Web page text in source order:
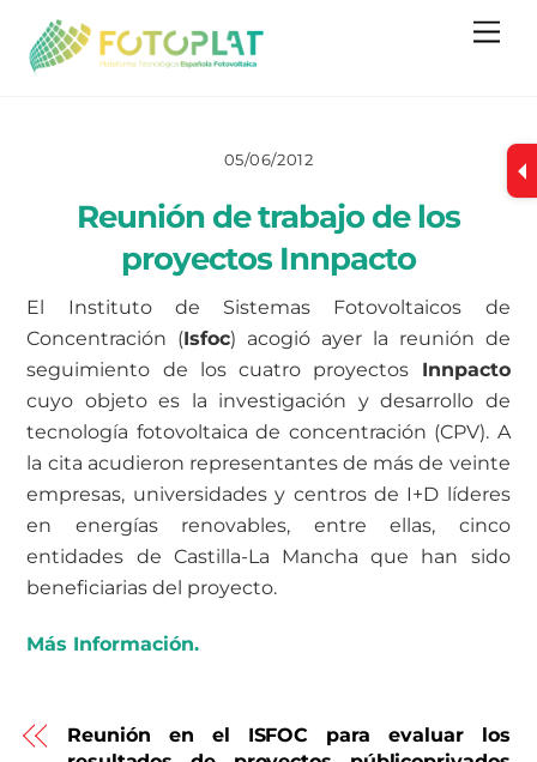
content
05/06/2012
Reunión de trabajo de los
proyectos Innpacto
El Instituto de Sistemas Fotovoltaicos de
Concentración (Isfoc) acogió ayer la reunión de
seguimiento de los cuatro proyectos Innpacto
cuyo objeto es la investigación y desarrollo de
tecnología fotovoltaica de concentración (CPV). A
la cita acudieron representantes de más de veinte
empresas, universidades y centros de I+D líderes
en energías renovables, entre ellas, cinco
entidades de Castilla-La Mancha que han sido
beneficiarias del proyecto.
Más Información.
Reunión en el ISFOC para evaluar los